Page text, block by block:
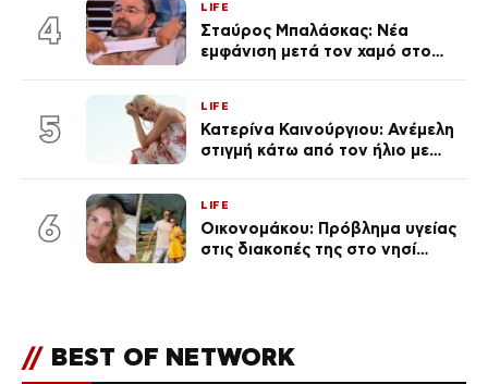
του Θεού»
4
LIFE
Σταύρος Μπαλάσκας: Νέα
εμφάνιση μετά τον χαμό στο
5
LIFE
Κατερίνα Καινούργιου: Ανέμελη
στιγμή κάτω από τον ήλιο με
6
LIFE
Οικονομάκου: Πρόβλημα υγείας
στις διακοπές της στο νησί
// BEST OF NETWORK